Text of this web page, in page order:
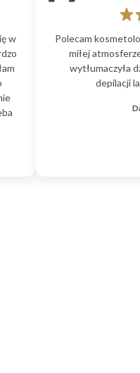
w
Polecam
miłej
wytłumaczyła
depilacji